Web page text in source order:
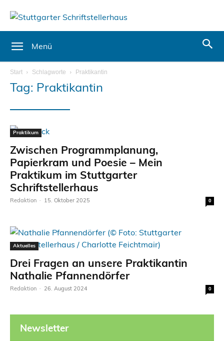
Menü
Start Schlagworte Praktikantin
Tag: Praktikantin
Praktikum
Zwischen Programmplanung,
Papierkram und Poesie – Mein
Praktikum im Stuttgarter
Schriftstellerhaus
Redaktion - 15. Oktober 2025 0
Aktuelles
Drei Fragen an unsere Praktikantin
Nathalie Pfannendörfer
Redaktion - 26. August 2024 0
Newsletter